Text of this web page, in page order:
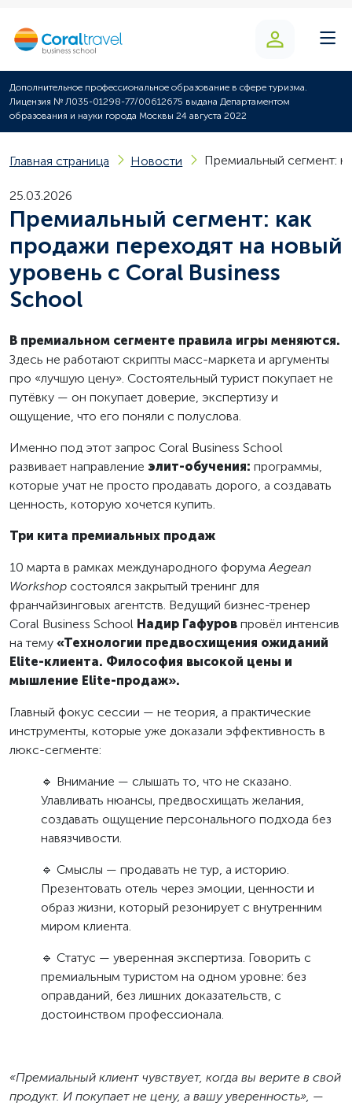
Дополнительное профессиональное образование в сфере туризма.
Лицензия № Л035-01298-77/00612675 выдана Департаментом
образования и науки города Москвы 24 августа 2022
Главная страница Новости Премиальный сегмент:
25.03.2026
Премиальный сегмент: как
продажи переходят на новый
уровень с Coral Business
School
В премиальном сегменте правила игры меняются.
Здесь не работают скрипты масс-маркета и аргументы
про «лучшую цену». Состоятельный турист покупает не
путёвку — он покупает доверие, экспертизу и
ощущение, что его поняли с полуслова.
Именно под этот запрос Coral Business School
развивает направление элит-обучения: программы,
которые учат не просто продавать дорого, а создавать
ценность, которую хочется купить.
Три кита премиальных продаж
10 марта в рамках международного форумаAegean
Workshop состоялся закрытый тренинг для
франчайзинговых агентств. Ведущий бизнес-тренер
Coral Business School Надир Гафуров провёл интенсив
на тему «Технологии предвосхищения ожиданий
Elite-клиента. Философия высокой цены и
мышление Elite-продаж».
Главный фокус сессии — не теория, а практические
инструменты, которые уже доказали эффективность в
люкс-сегменте:
🔹 Внимание — слышать то, что не сказано.
Улавливать нюансы, предвосхищать желания,
создавать ощущение персонального подхода без
навязчивости.
🔹 Смыслы — продавать не тур, а историю.
Презентовать отель через эмоции, ценности и
образ жизни, который резонирует с внутренним
миром клиента.
🔹 Статус — уверенная экспертиза. Говорить с
премиальным туристом на одном уровне: без
оправданий, без лишних доказательств, с
достоинством профессионала.
«Премиальный клиент чувствует, когда вы верите в свой
продукт. И покупает не цену, а вашу уверенность», —